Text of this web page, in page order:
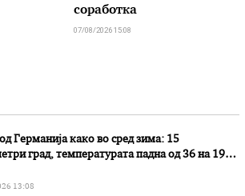
соработка
07/08/2026 15:08
Германија како во сред зима: 15
град, температурата падна од 36 на 19
13:08